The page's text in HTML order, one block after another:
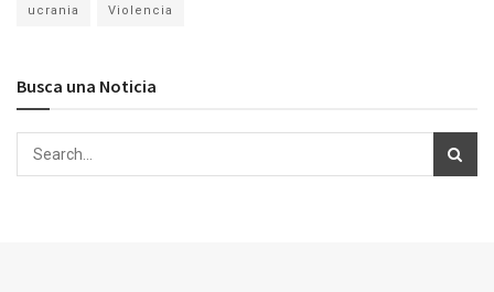
ucrania Violencia
Busca una Noticia